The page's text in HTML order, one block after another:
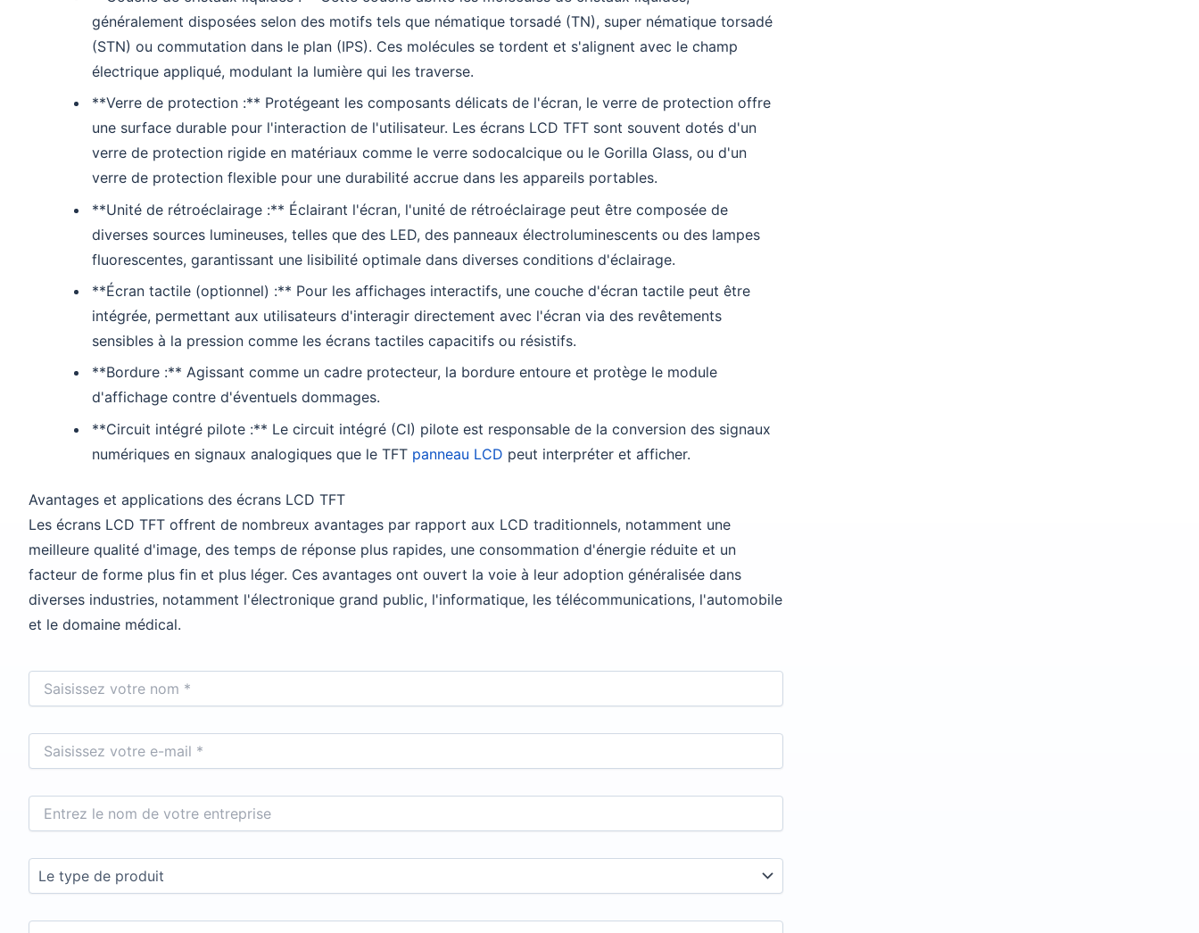
généralement disposées selon des motifs tels que nématique torsadé (TN), super nématique torsadé
(STN) ou commutation dans le plan (IPS). Ces molécules se tordent et s'alignent avec le champ
électrique appliqué, modulant la lumière qui les traverse.
**Verre de protection :** Protégeant les composants délicats de l'écran, le verre de protection offre
une surface durable pour l'interaction de l'utilisateur. Les écrans LCD TFT sont souvent dotés d'un
verre de protection rigide en matériaux comme le verre sodocalcique ou le Gorilla Glass, ou d'un
verre de protection flexible pour une durabilité accrue dans les appareils portables.
**Unité de rétroéclairage :** Éclairant l'écran, l'unité de rétroéclairage peut être composée de
diverses sources lumineuses, telles que des LED, des panneaux électroluminescents ou des lampes
fluorescentes, garantissant une lisibilité optimale dans diverses conditions d'éclairage.
**Écran tactile (optionnel) :** Pour les affichages interactifs, une couche d'écran tactile peut être
intégrée, permettant aux utilisateurs d'interagir directement avec l'écran via des revêtements
sensibles à la pression comme les écrans tactiles capacitifs ou résistifs.
**Bordure :** Agissant comme un cadre protecteur, la bordure entoure et protège le module
d'affichage contre d'éventuels dommages.
**Circuit intégré pilote :** Le circuit intégré (CI) pilote est responsable de la conversion des signaux
numériques en signaux analogiques que le TFT panneau LCD peut interpréter et afficher.
Avantages et applications des écrans LCD TFT
Les écrans LCD TFT offrent de nombreux avantages par rapport aux LCD traditionnels, notamment une
meilleure qualité d'image, des temps de réponse plus rapides, une consommation d'énergie réduite et un
facteur de forme plus fin et plus léger. Ces avantages ont ouvert la voie à leur adoption généralisée dans
diverses industries, notamment l'électronique grand public, l'informatique, les télécommunications, l'automobile
et le domaine médical.
N
*
E
a
l
S
i
t
L
y
M